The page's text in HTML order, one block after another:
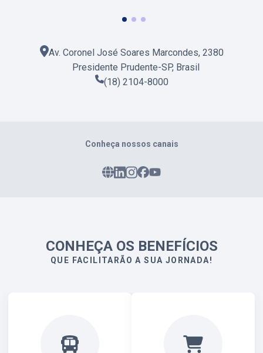
Av. Coronel José Soares Marcondes, 2380
Presidente Prudente-SP, Brasil
(18) 2104-8000
Conheça nossos canais
CONHEÇA OS BENEFÍCIOS
QUE FACILITARÃO A SUA JORNADA!